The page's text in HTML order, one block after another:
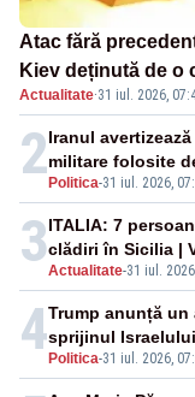
Atac fără
Kiev deținută de o
rachetă rusească
Actualitate·31 iul. 2026,
2 Politica-31 iul. 2026,
Iranul
militare folosite
3Actualitate-31 iul.
ITALIA: 7
clădiri în Sicilia |
4 Politica-31 iul. 2026,
Trump anunță un
sprijinul